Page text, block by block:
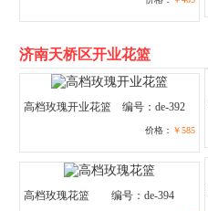
济南天桥区开业花篮
高档玫瑰开业花篮 编号：de-392
价格： ￥585
高档玫瑰花篮 编号：de-394